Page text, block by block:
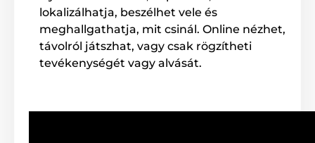
lokalizálhatja, beszélhet vele és
meghallgathatja, mit csinál. Online nézhet,
távolról játszhat, vagy csak rögzítheti
tevékenységét vagy alvását.